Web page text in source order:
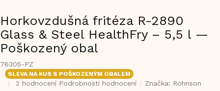
Horkovzdušná fritéza R-2890
Glass & Steel HealthFry – 5,5 l —
Poškozený obal
76305-PZ
SLEVA NA KUS S POŠKOZENÝM OBALEM
Průměrné
2 hodnocení Podrobnosti hodnocení Značka: Rohnson